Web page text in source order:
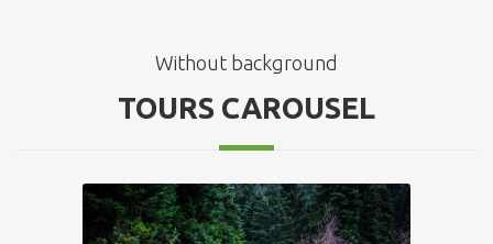
Without background
TOURS CAROUSEL